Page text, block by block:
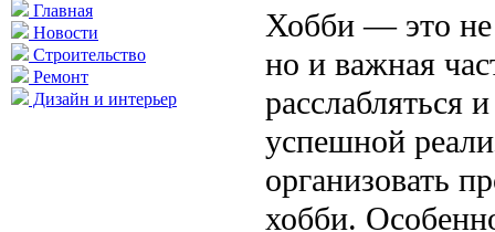
Главная
Новости
Строительство
Ремонт
Дизайн и интерьер
Хобби — это не
но и важная
расслабляться
успешной
организовать
хобби.